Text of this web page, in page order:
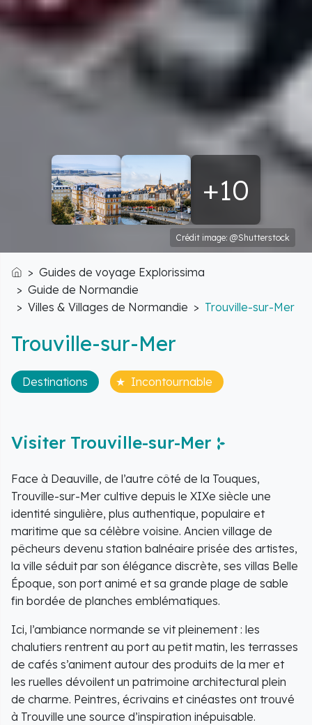
+10
Crédit image: @Shutterstock
Accueil
Guides de voyage Explorissima
Guide de Normandie
Villes & Villages de Normandie
Trouville-sur-Mer
Trouville-sur-Mer
Destinations Incontournable
Visiter Trouville-sur-Mer
Face à Deauville, de l’autre côté de la Touques,
Trouville-sur-Mer cultive depuis le XIXe siècle une
identité singulière, plus authentique, populaire et
maritime que sa célèbre voisine. Ancien village de
pêcheurs devenu station balnéaire prisée des artistes,
la ville séduit par son élégance discrète, ses villas Belle
Époque, son port animé et sa grande plage de sable
fin bordée de planches emblématiques.
Ici, l’ambiance normande se vit pleinement : les
chalutiers rentrent au port au petit matin, les terrasses
de cafés s’animent autour des produits de la mer et
les ruelles dévoilent un patrimoine architectural plein
de charme. Peintres, écrivains et cinéastes ont trouvé
à Trouville une source d’inspiration inépuisable.